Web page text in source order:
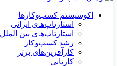
اکوسیستم کسب‌وکارها
استارتاپ‌های ایرانی
استارتاپ‌های بین الملل
رشد کسب‌وکار
کارآفرین‌های برتر
کاریابی